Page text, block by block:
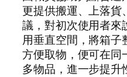
更提供搬運、上落貨
議，對初次使用者來
用垂直空間，將箱
方便取物，便可在同
多物品，進一步提升